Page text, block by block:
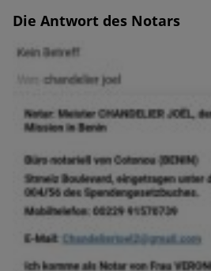
Die Antwort des Notars